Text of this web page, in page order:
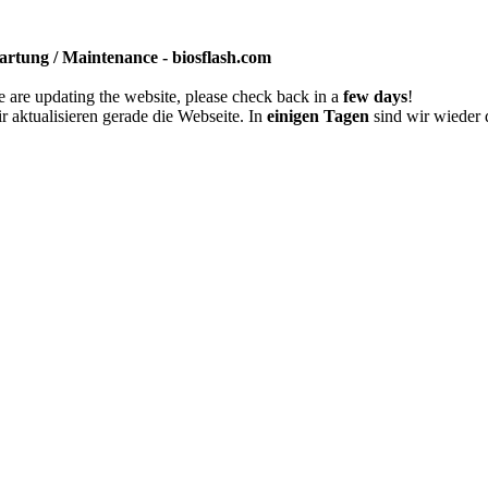
/ Maintenance - biosflash.com
are updating the website, please check back in a few days!
aktualisieren gerade die Webseite. In einigen Tagen sind wir wieder